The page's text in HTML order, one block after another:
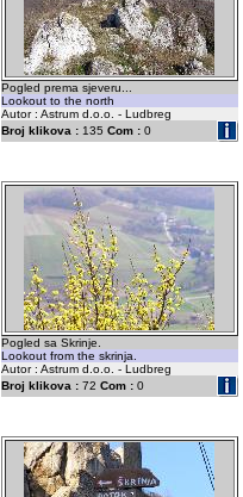
Pogled prema sjeveru...
Lookout to the north
Autor : Astrum d.o.o. - Ludbreg
Broj klikova :135 Com :0
Pogled sa Skrinje.
Lookout from the skrinja.
Autor : Astrum d.o.o. - Ludbreg
Broj klikova :72 Com :0